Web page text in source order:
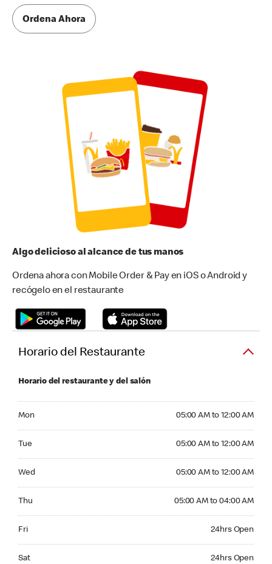
Ordena Ahora
Algo delicioso al alcance de tus manos
Ordena ahora con Mobile Order & Pay en iOS o Android y
recógelo en el restaurante
Horario del Restaurante
Horario del restaurante y del salón
Mon 05:00 AM to 12:00 AM
Tue 05:00 AM to 12:00 AM
Wed 05:00 AM to 12:00 AM
Thu 05:00 AM to 04:00 AM
Fri 24hrs Open
Sat 24hrs Open